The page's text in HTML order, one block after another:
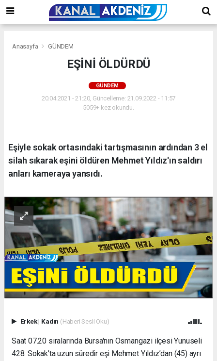
Anasayfa GÜNDEM
EŞİNİ ÖLDÜRDÜ
GÜNDEM
20.04.2021 - 21:20, Güncelleme: 21.09.2022 - 11:57
5059+ kez okundu.
Eşiyle sokak ortasındaki tartışmasının ardından 3 el
silah sıkarak eşini öldüren Mehmet Yıldız'ın saldırı
anları kameraya yansıdı.
Erkek| Kadın (Haberi Sesli Oku)
Saat 07.20 sıralarında Bursa'nın Osmangazi ilçesi Yunuseli
428. Sokak'ta uzun süredir eşi Mehmet Yıldız’dan (45) ayrı